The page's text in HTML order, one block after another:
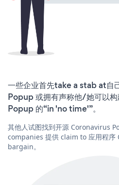
一些企业首先take a stab at
Popup 或拥有声称他/她可以
Popup 的“in 'no time'”。
其他人试图找到开源 Coronavirus
companies 提供 claim to 应用程
bargain。